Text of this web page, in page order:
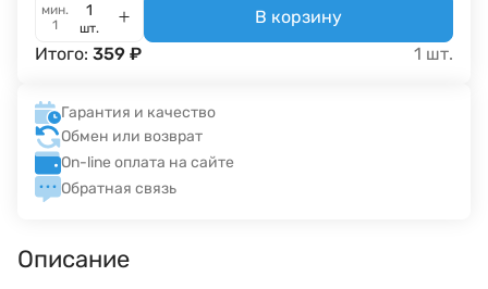
мин.
1
шт.
В корзину
Итого: 359 ₽ 1 шт.
Гарантия и качество
Обмен или возврат
On-line оплата на сайте
Обратная связь
Описание